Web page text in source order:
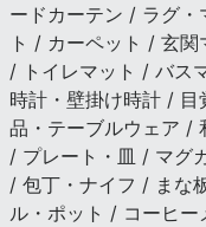
ードカーテン / ラグ
ト / カーペット / 玄
/ トイレマット / バス
時計・壁掛け時計 /
品・テーブルウェア /
/ プレート・皿 / マグ
/ 包丁・ナイフ / まな
ル・ポット / コーヒ